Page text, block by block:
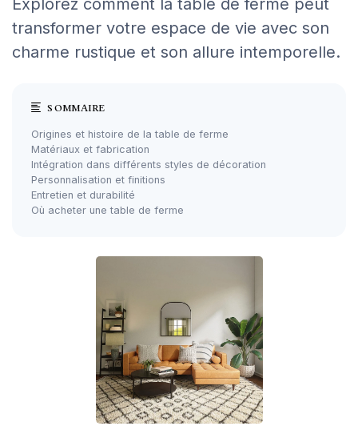
transformer votre espace de vie avec son
charme rustique et son allure intemporelle.
SOMMAIRE
Origines et histoire de la table de ferme
Matériaux et fabrication
Intégration dans différents styles de décoration
Personnalisation et finitions
Entretien et durabilité
Où acheter une table de ferme